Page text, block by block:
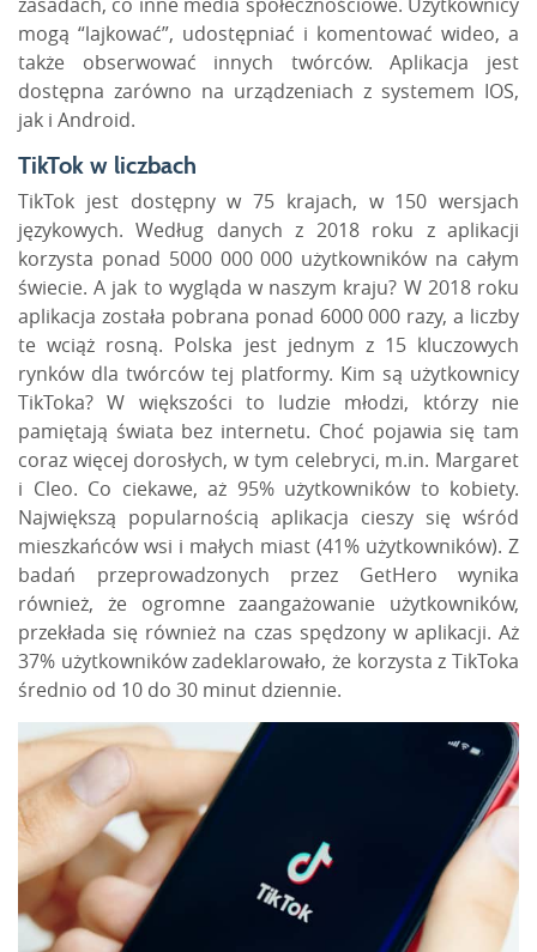
mogą “lajkować”, udostępniać i komentować wideo, a
także obserwować innych twórców. Aplikacja jest
dostępna zarówno na urządzeniach z systemem IOS,
jak i Android.
TikTok w liczbach
TikTok jest dostępny w 75 krajach, w 150 wersjach
językowych. Według danych z 2018 roku z aplikacji
korzysta ponad 5000 000 000 użytkowników na całym
świecie. A jak to wygląda w naszym kraju? W 2018 roku
aplikacja została pobrana ponad 6000 000 razy, a liczby
te wciąż rosną. Polska jest jednym z 15 kluczowych
rynków dla twórców tej platformy. Kim są użytkownicy
TikToka? W większości to ludzie młodzi, którzy nie
pamiętają świata bez internetu. Choć pojawia się tam
coraz więcej dorosłych, w tym celebryci, m.in. Margaret
i Cleo. Co ciekawe, aż 95% użytkowników to kobiety.
Największą popularnością aplikacja cieszy się wśród
mieszkańców wsi i małych miast (41% użytkowników). Z
badań przeprowadzonych przez GetHero wynika
również, że ogromne zaangażowanie użytkowników,
przekłada się również na czas spędzony w aplikacji. Aż
37% użytkowników zadeklarowało, że korzysta z TikToka
średnio od 10 do 30 minut dziennie.